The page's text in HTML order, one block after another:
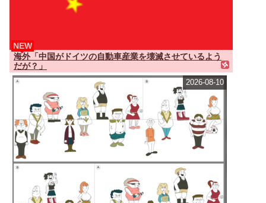
海外「中国がドイツの自動車産業を壊滅させているよう
だが？」
NEW
2026-08-10